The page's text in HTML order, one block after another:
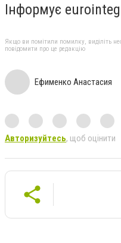
Інформує
Якщо ви помітили помилку, виділіть
повідомити про це редакцію
Ефименко Анастасия
Авторизуйтесь, щоб оцінити